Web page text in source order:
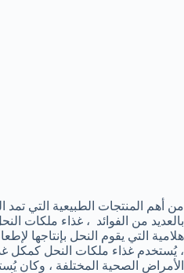
من أهم المنتجات الطبيعية التي
بالعديد من الفوائد ، غذاء ملكات
هلامية التي يقوم النحل بإنتاجها
، يُستخدم غذاء ملكات النحل كمكل
الأمراض الصحية المختلفة ، وكان